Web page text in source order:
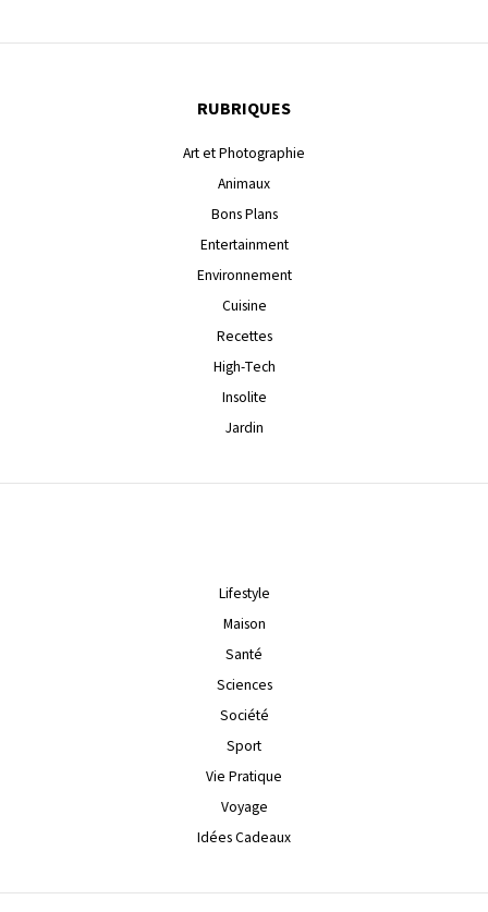
RUBRIQUES
Art et Photographie
Animaux
Bons Plans
Entertainment
Environnement
Cuisine
Recettes
High-Tech
Insolite
Jardin
Lifestyle
Maison
Santé
Sciences
Société
Sport
Vie Pratique
Voyage
Idées Cadeaux